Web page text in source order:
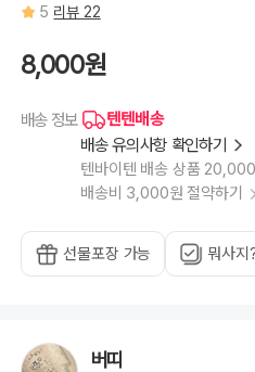
5 리뷰 22
8,000원
배송 정보
텐텐배송
배송 유의사항 확인하기
텐바이텐 배송 상품
배송비 3,000원 절약하기
선물포장 가능 뭐사지
버띠